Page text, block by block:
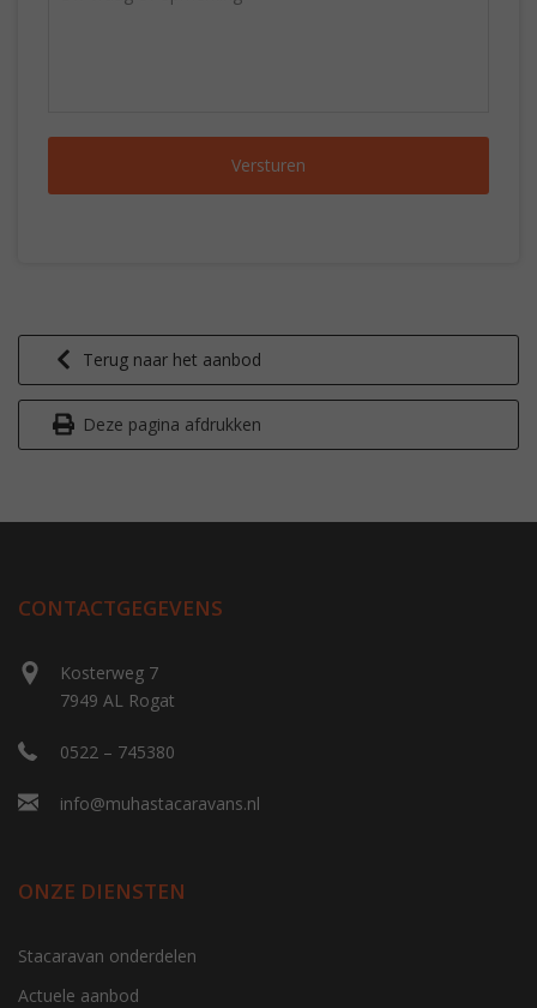
Terug naar het aanbod
Deze pagina afdrukken
CONTACTGEGEVENS
Kosterweg 7
7949 AL Rogat
0522 – 745380
info@muhastacaravans.nl
ONZE DIENSTEN
Stacaravan onderdelen
Actuele aanbod